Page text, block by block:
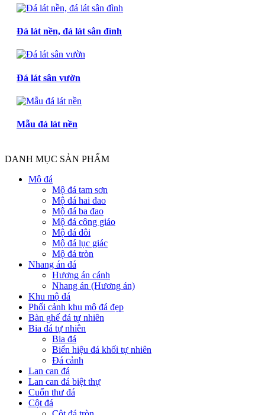
Đá lát nền, đá lát sân đình
Đá lát sân vườn
Mẫu đá lát nền
DANH MỤC SẢN PHẨM
Mộ đá
Mộ đá tam sơn
Mộ đá hai đao
Mộ đá ba đao
Mộ đá công giáo
Mộ đá đôi
Mộ đá lục giác
Mộ đá tròn
Nhang án đá
Hương án cánh
Nhang án (Hương án)
Khu mộ đá
Phối cảnh khu mộ đá đẹp
Bàn ghế đá tự nhiên
Bia đá tự nhiên
Bia đá
Biển hiệu đá khối tự nhiên
Đá cảnh
Lan can đá
Lan can đá biệt thự
Cuốn thư đá
Cột đá